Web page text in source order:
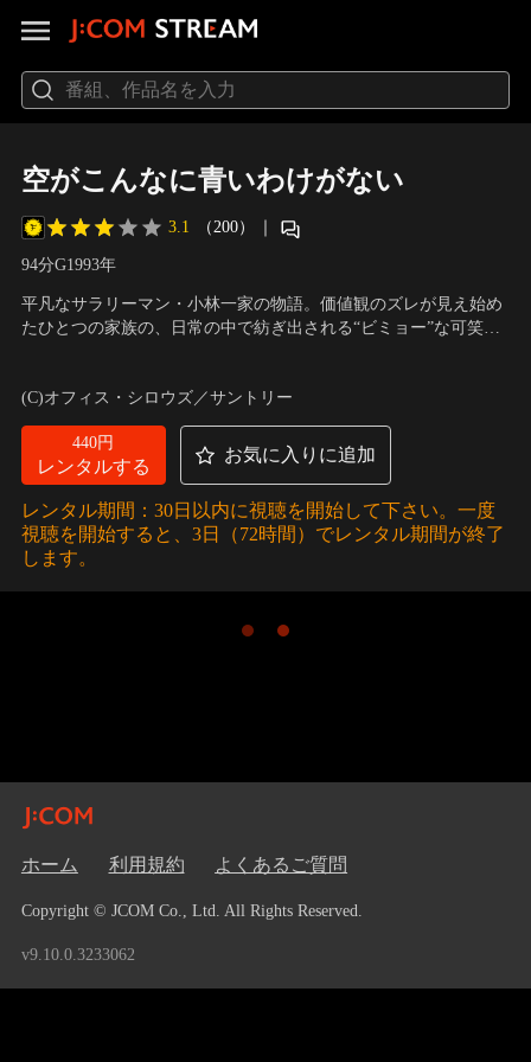
空がこんなに青いわけがない
3.1 （200） ｜
94分G1993年
平凡なサラリーマン・小林一家の物語。価値観のズレが見え始め
たひとつの家族の、日常の中で紡ぎ出される“ビミョー”な可笑し
古い家に妻と小学生の息子と母親の4人で暮らしている。ある
日、その家を壊して…。
(C)オフィス・シロウズ／サントリー
440円
レンタルする
お気に入りに追加
レンタル期間：30日以内に視聴を開始して下さい。一度
視聴を開始すると、3日（72時間）でレンタル期間が終了
します。
ホーム 利用規約 よくあるご質問
Copyright © JCOM Co., Ltd. All Rights Reserved.
v9.10.0.3233062